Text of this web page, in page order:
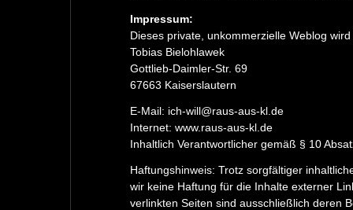
Impressum:
Dieses private, unkommerzielle Weblog
Tobias Bielohlawek
Gottlieb-Daimler-Str. 69
67663 Kaiserslautern
E-Mail: ich-will@raus-aus-kl.de
Internet: www.raus-aus-kl.de
Inhaltlich Verantwortlicher gemäß § 10
Haftungshinweis: Trotz sorgfältiger
wir keine Haftung für die Inhalte externer
verlinkten Seiten sind ausschließlich deren